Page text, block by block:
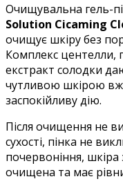
Очищувальна гель-
Solution Cicaming
очищує шкіру без
Комплекс центелли,
екстракт солодки
чутливою шкірою
заспокійливу дію.
Після очищення не
сухості, пінка не
почервоніння,
очищена та має